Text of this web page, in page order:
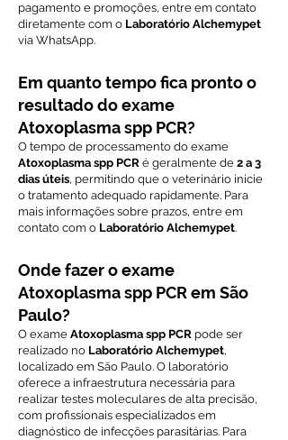
pagamento e promoções, entre em contato
diretamente com o Laboratório Alchemypet
via WhatsApp.
Em quanto tempo fica pronto o
resultado do exame
Atoxoplasma spp PCR?
O tempo de processamento do exame
Atoxoplasma spp PCR é geralmente de 2 a 3
dias úteis, permitindo que o veterinário inicie
o tratamento adequado rapidamente. Para
mais informações sobre prazos, entre em
contato com o Laboratório Alchemypet.
Onde fazer o exame
Atoxoplasma spp PCR em São
Paulo?
O exame Atoxoplasma spp PCR pode ser
realizado no Laboratório Alchemypet,
localizado em São Paulo. O laboratório
oferece a infraestrutura necessária para
realizar testes moleculares de alta precisão,
com profissionais especializados em
diagnóstico de infecções parasitárias. Para